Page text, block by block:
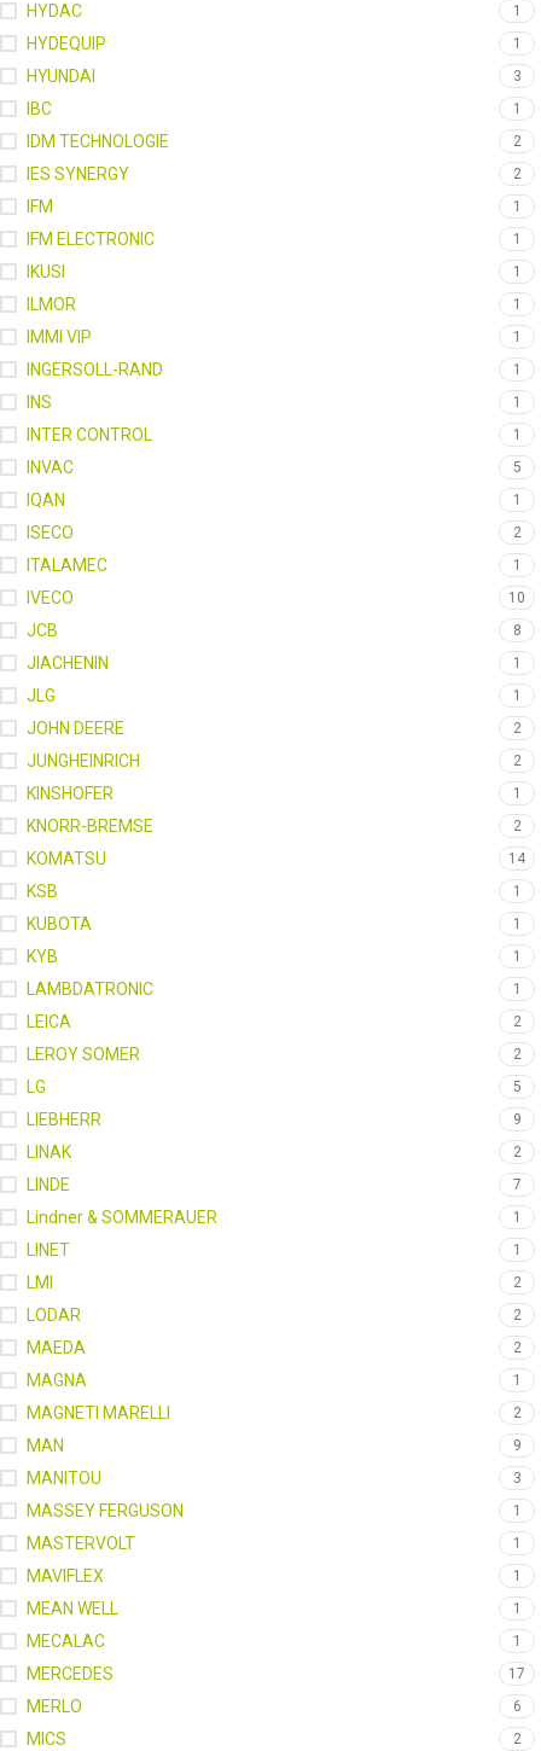
HYDAC 1
HYDEQUIP 1
HYUNDAI 3
IBC 1
IDM TECHNOLOGIE 2
IES SYNERGY 2
IFM 1
IFM ELECTRONIC 1
IKUSI 1
ILMOR 1
IMMI VIP 1
INGERSOLL-RAND 1
INS 1
INTER CONTROL 1
INVAC 5
IQAN 1
ISECO 2
ITALAMEC 1
IVECO 10
JCB 8
JIACHENIN 1
JLG 1
JOHN DEERE 2
JUNGHEINRICH 2
KINSHOFER 1
KNORR-BREMSE 2
KOMATSU 14
KSB 1
KUBOTA 1
KYB 1
LAMBDATRONIC 1
LEICA 2
LEROY SOMER 2
LG 5
LIEBHERR 9
LINAK 2
LINDE 7
Lindner & SOMMERAUER 1
LINET 1
LMI 2
LODAR 2
MAEDA 2
MAGNA 1
MAGNETI MARELLI 2
MAN 9
MANITOU 3
MASSEY FERGUSON 1
MASTERVOLT 1
MAVIFLEX 1
MEAN WELL 1
MECALAC 1
MERCEDES 17
MERLO 6
MICS 2